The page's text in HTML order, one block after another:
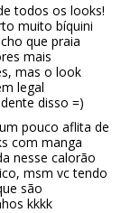
todos os looks!
muito bíquini
que praia
mais
mas o look
legal
disso =)
pouco aflita de
com manga
nesse calorão
msm vc tendo
são
kkkk